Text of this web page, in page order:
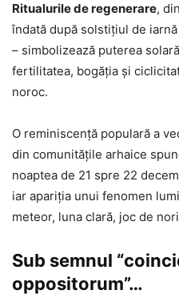
Ritualurile de regenerare,
îndată după solstiţiul de
– simbolizează puterea
fertilitatea, bogăția și
noroc.
O reminiscență populară a
din comunitățile arhaice
noaptea de 21 spre 22
iar apariția unui fenomen
meteor, luna clară, joc de
Sub semnul
oppositorum”…